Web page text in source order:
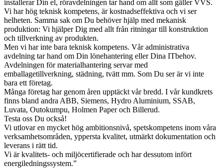
installerar Din el, röravdelningen tar hand om allt som gäller VVS.
Vi har hög teknisk kompetens, är kostnadseffektiva och vi ser
helheten. Samma sak om Du behöver hjälp med mekanisk
produktion: Vi hjälper Dig med allt från ritningar till konstruktion
och tillverkning av produkten.
Men vi har inte bara teknisk kompetens. Vår administrativa
avdelning tar hand om Din lönehantering eller Dina ITbehov.
Avdelningen för materialhantering servar med
emballagetillverkning, städning, tvätt mm. Som Du ser är vi inte
bara ett företag.
Många företag har genom åren upptäckt vår bredd. I vår kundkrets
finns bland andra ABB, Siemens, Hydro Aluminium, SSAB,
Luvata, Outokumpu, Holmen Paper och Billerud.
Testa oss Du också!
Vi utlovar en mycket hög ambitionsnivå, spetskompetens inom våra
verksamhetsområden, yppersta kvalitet, utmärkt dokumentation och
leverans i rätt tid.
Vi är kvalitets- och miljöcertifierade och har dessutom infört
energiledningssystem.”